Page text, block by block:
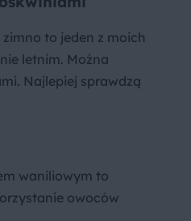
to jeden z moich
letnim. Można
Najlepiej sprawdzą
waniliowym to
owoców